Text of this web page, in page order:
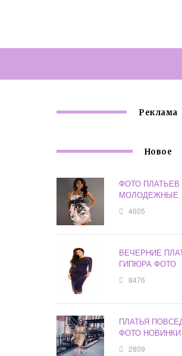
Реклама
Новое
ФОТО
МОЛОДЕЖНЫЕ
4605
ВЕЧЕРНИЕ
ГИПЮРА ФОТО
8476
ПЛАТЬЯ
ФОТО НОВИНКИ
2809